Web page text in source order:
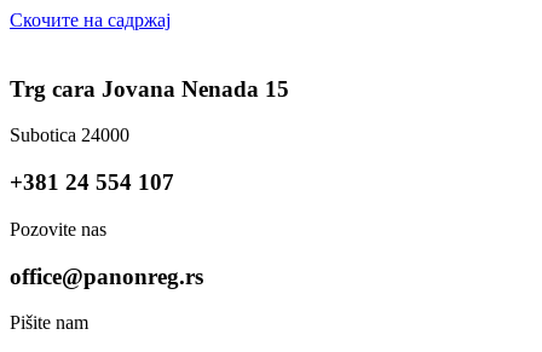
Скочите на садржај
Trg cara Jovana Nenada 15
Subotica 24000
+381 24 554 107
Pozovite nas
office@panonreg.rs
Pišite nam